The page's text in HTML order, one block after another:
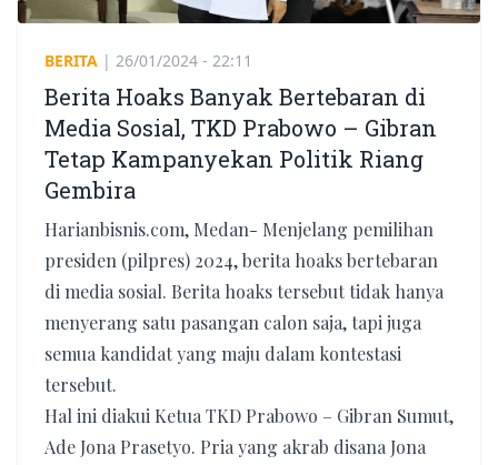
BERITA | 26/01/2024 - 22:11
Berita Hoaks Banyak Bertebaran di
Media Sosial, TKD Prabowo – Gibran
Tetap Kampanyekan Politik Riang
Gembira
Harianbisnis.com, Medan- Menjelang pemilihan
presiden (pilpres) 2024, berita hoaks bertebaran
di media sosial. Berita hoaks tersebut tidak hanya
menyerang satu pasangan calon saja, tapi juga
semua kandidat yang maju dalam kontestasi
tersebut.
Hal ini diakui Ketua TKD Prabowo – Gibran Sumut,
Ade Jona Prasetyo. Pria yang akrab disana Jona